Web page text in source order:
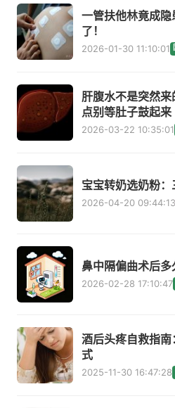
一管扶他林竟成
了！
2026-01-30 11:10:01
肝腹水不是突然
点别等肚子鼓起来
2026-03-22 10:35:01
宝宝转奶选奶粉
2026-04-20 09:44:13
鼻中隔偏曲术后
2026-02-28 17:10:47
酒后头疼自救指
式
2025-11-30 16:47:28